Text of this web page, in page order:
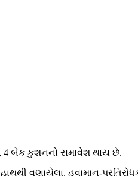
4 બેક કુશનનો સમાવેશ થાય છે.
હાથથી વણાયેલા, હવામાન-